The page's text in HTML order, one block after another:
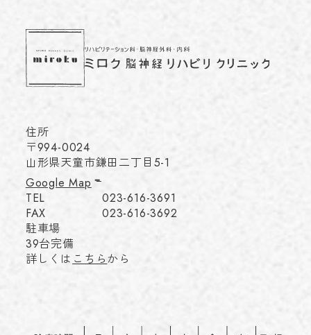
住所
〒994-0024
山形県天童市鎌田二丁目5-1
Google Map
TEL
023-616-3691
FAX
023-616-3692
駐車場
39台完備
詳しくは こちらから